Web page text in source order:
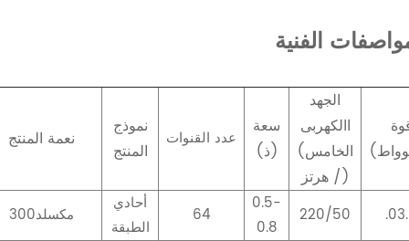
الفنية
نعمة المنتج
نموذج
المنتج
عدد القنوات
سعة
(ذ)
الجهد
االكهربى
(الخامس
/ هرتز)
مكسلد300
أحادي
الطبقة
64
0.5-
0.8
220/50